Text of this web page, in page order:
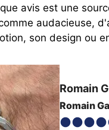
avis est une
audacieuse,
son design ou
Romain
Romain